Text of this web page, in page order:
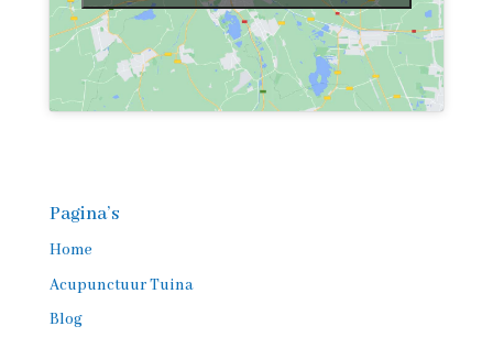
Pagina’s
Home
Acupunctuur Tuina
Blog